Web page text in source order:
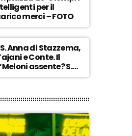
per il
merci – FOTO
Anna di Stazzema,
e Conte. Il
assente? S.
tutto l’anno…” –